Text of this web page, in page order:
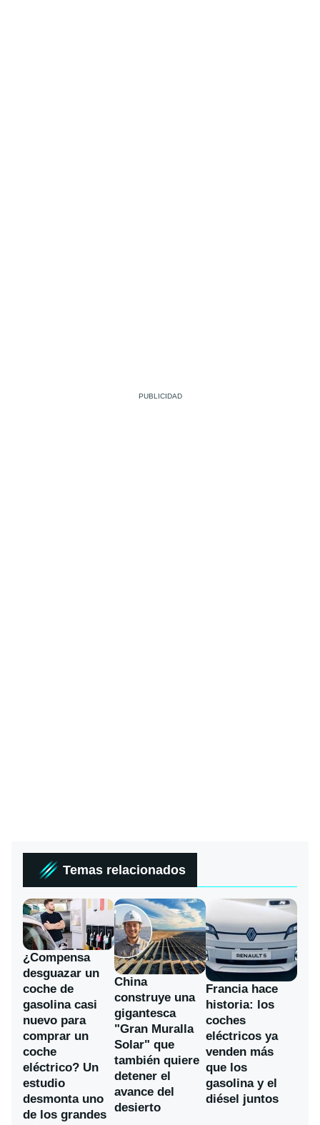
Temas relacionados
¿Compensa
desguazar un
coche de
gasolina casi
nuevo para
comprar un
coche
eléctrico? Un
estudio
desmonta uno
de los grandes
China
construye una
gigantesca
"Gran Muralla
Solar" que
también quiere
detener el
avance del
desierto
Francia hace
historia: los
coches
eléctricos ya
venden más
que los
gasolina y el
diésel juntos